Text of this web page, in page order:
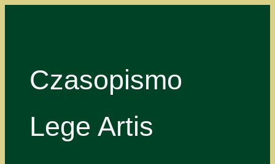
Czasopismo
Lege Artis